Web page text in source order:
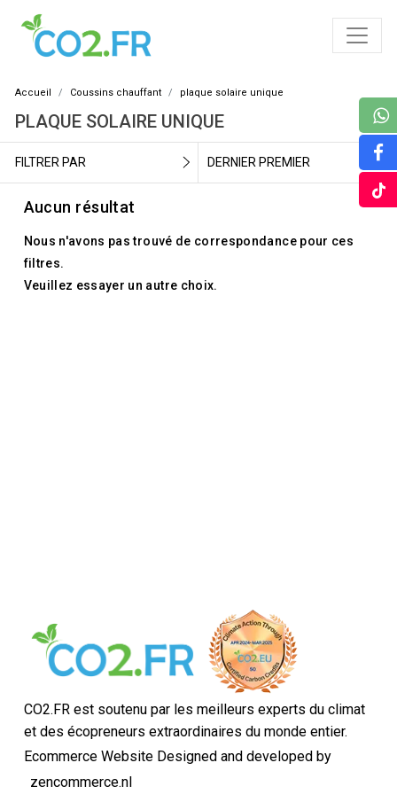
Accueil Coussins chauffant plaque solaire unique
PLAQUE SOLAIRE UNIQUE
FILTRER PAR DERNIER PREMIER
Aucun résultat
Nous n'avons pas trouvé de correspondance pour ces
filtres.
Veuillez essayer un autre choix.
CO2.FR est soutenu par les meilleurs experts du climat
et des écopreneurs extraordinaires du monde entier.
Ecommerce Website Designed and developed by
zencommerce.nl